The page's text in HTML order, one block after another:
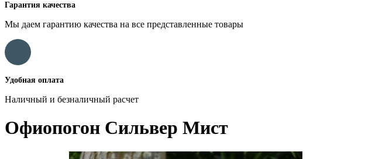
Гарантия качества
Мы даем гарантию качества на все представленные товары
Удобная оплата
Наличный и безналичный расчет
Офиопогон Сильвер Мист